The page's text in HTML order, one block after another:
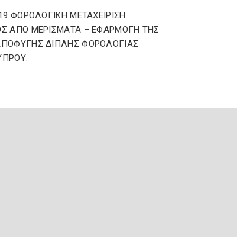
ΦΟΡΟΛΟΓΙΚΗ ΜΕΤΑΧΕΙΡΙΣΗ
ΑΠΟ ΜΕΡΙΣΜΑΤΑ – ΕΦΑΡΜΟΓΗ ΤΗΣ
ΔΙΠΛΗΣ ΦΟΡΟΛΟΓΙΑΣ